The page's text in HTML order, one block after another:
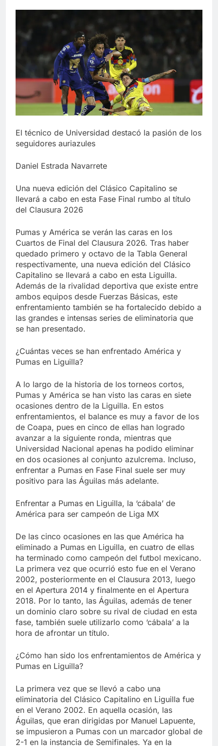
El técnico de Universidad destacó la pasión de los
seguidores auriazules
Daniel Estrada Navarrete
Una nueva edición del Clásico Capitalino se
llevará a cabo en esta Fase Final rumbo al título
del Clausura 2026
Pumas y América se verán las caras en los
Cuartos de Final del Clausura 2026. Tras haber
quedado primero y octavo de la Tabla General
respectivamente, una nueva edición del Clásico
Capitalino se llevará a cabo en esta Liguilla.
Además de la rivalidad deportiva que existe entre
ambos equipos desde Fuerzas Básicas, este
enfrentamiento también se ha fortalecido debido a
las grandes e intensas series de eliminatoria que
se han presentado.
¿Cuántas veces se han enfrentado América y
Pumas en Liguilla?
A lo largo de la historia de los torneos cortos,
Pumas y América se han visto las caras en siete
ocasiones dentro de la Liguilla. En estos
enfrentamientos, el balance es muy a favor de los
de Coapa, pues en cinco de ellas han logrado
avanzar a la siguiente ronda, mientras que
Universidad Nacional apenas ha podido eliminar
en dos ocasiones al conjunto azulcrema. Incluso,
enfrentar a Pumas en Fase Final suele ser muy
positivo para las Águilas más adelante.
Enfrentar a Pumas en Liguilla, la ‘cábala’ de
América para ser campeón de Liga MX
De las cinco ocasiones en las que América ha
eliminado a Pumas en Liguilla, en cuatro de ellas
ha terminado como campeón del futbol mexicano.
La primera vez que ocurrió esto fue en el Verano
2002, posteriormente en el Clausura 2013, luego
en el Apertura 2014 y finalmente en el Apertura
2018. Por lo tanto, las Águilas, además de tener
un dominio claro sobre su rival de ciudad en esta
fase, también suele utilizarlo como ‘cábala’ a la
hora de afrontar un título.
¿Cómo han sido los enfrentamientos de América y
Pumas en Liguilla?
La primera vez que se llevó a cabo una
eliminatoria del Clásico Capitalino en Liguilla fue
en el Verano 2002. En aquella ocasión, las
Águilas, que eran dirigidas por Manuel Lapuente,
se impusieron a Pumas con un marcador global de
2-1 en la instancia de Semifinales. Ya en la